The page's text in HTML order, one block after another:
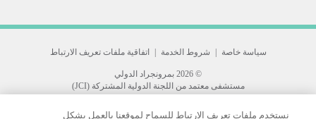
سياسة خاصة شروط الخدمة اتفاقية ملفات تعريف الارتباط
© 2026 بمرونجراد الدولي
مستشفى معتمد من اللجنة الدولية المشتركة (JCI)
33 Sukhumvit 3, Wattana, Bangkok 10110 Thailand.
نستخدم ملفات تعريف الارتباط للسماح لموقعنا بالعمل بشكل